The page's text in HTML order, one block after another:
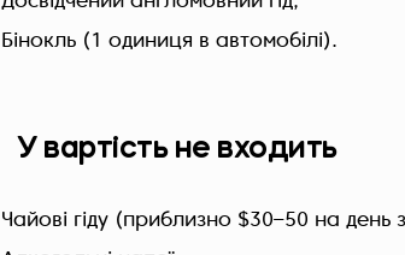
Бінокль (1 одиниця в автомобілі).
У вартість не входить
Чайові гіду (приблизно $30–50 на день